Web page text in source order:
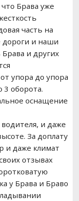
Брава уже
часть на
дороги и наши
и других
упора до упора
3 оборота.
оснащение
и даже
За доплату
и даже климат
отзывах
у Брава и Браво